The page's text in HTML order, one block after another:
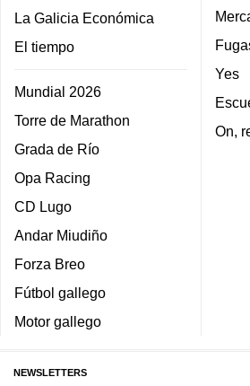
La Galicia Económica
El tiempo
Mundial 2026
Torre de Marathon
Grada de Río
Opa Racing
CD Lugo
Andar Miudiño
Forza Breo
Fútbol gallego
Motor gallego
Yes
On,
NEWSLETTERS